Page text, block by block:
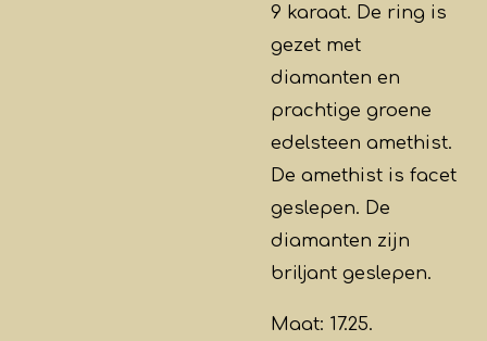
9 karaat. De ring is
gezet met
diamanten en
prachtige groene
edelsteen amethist.
De amethist is facet
geslepen. De
diamanten zijn
briljant geslepen.
Maat: 17.25.